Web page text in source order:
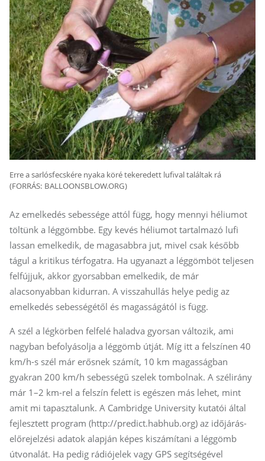
Erre a sarlósfecskére nyaka köré tekeredett lufival találtak rá
(FORRÁS: BALLOONSBLOW.ORG)
Az emelkedés sebessége attól függ, hogy mennyi héliumot
töltünk a léggömbbe. Egy kevés héliumot tartalmazó lufi
lassan emelkedik, de magasabbra jut, mivel csak később
tágul a kritikus térfogatra. Ha ugyanazt a léggömböt teljesen
felfújjuk, akkor gyorsabban emelkedik, de már
alacsonyabban kidurran. A visszahullás helye pedig az
emelkedés sebességétől és magasságától is függ.
A szél a légkörben felfelé haladva gyorsan változik, ami
nagyban befolyásolja a léggömb útját. Míg itt a felszínen 40
km/h-s szél már erősnek számít, 10 km magasságban
gyakran 200 km/h sebességű szelek tombolnak. A szélirány
már 1–2 km-rel a felszín felett is egészen más lehet, mint
amit mi tapasztalunk. A Cambridge University kutatói által
fejlesztett program (http://predict.habhub.org) az időjárás-
előrejelzési adatok alapján képes kiszámítani a léggömb
útvonalát. Ha pedig rádiójelek vagy GPS segítségével